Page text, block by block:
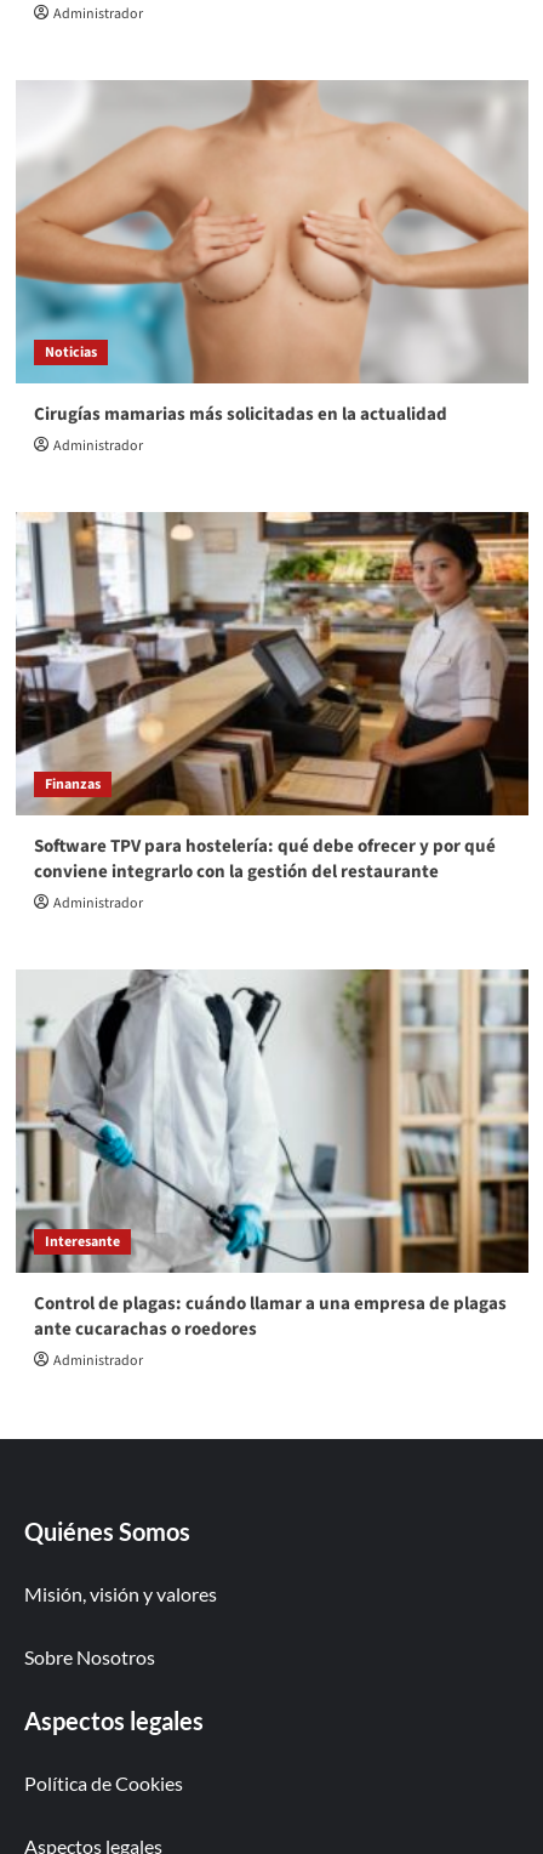
Administrador
Noticias
Cirugías mamarias más solicitadas en la actualidad
Administrador
Finanzas
Software TPV para hostelería: qué debe ofrecer y por qué
conviene integrarlo con la gestión del restaurante
Administrador
Interesante
Control de plagas: cuándo llamar a una empresa de plagas
ante cucarachas o roedores
Administrador
Quiénes Somos
Misión, visión y valores
Sobre Nosotros
Aspectos legales
Política de Cookies
Aspectos legales